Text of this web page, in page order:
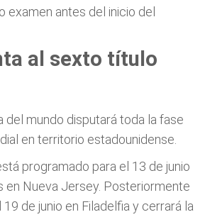
examen antes del inicio del
al sexto título
del mundo disputará toda la fase
en territorio estadounidense.
programado para el 13 de junio
en Nueva Jersey. Posteriormente
de junio en Filadelfia y cerrará la